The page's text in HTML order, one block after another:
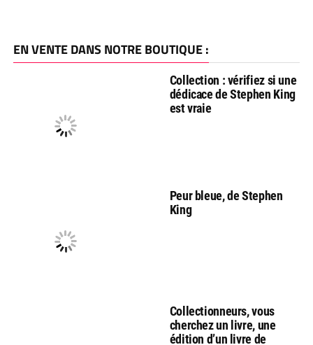
EN VENTE DANS NOTRE BOUTIQUE :
Collection : vérifiez si une
dédicace de Stephen King
est vraie
Peur bleue, de Stephen
King
Collectionneurs, vous
cherchez un livre, une
édition d’un livre de